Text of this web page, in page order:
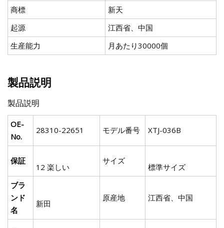
商標
新天
起源
江西省、中国
生産能力
月あたり30000個
製品説明
製品説明
OE-
No.
28310-22651 モデル番号 XTJ-036B
保証
12 楽しい
サイズ
標準サイズ
ブラ
ンド
名
新田
原産地 江西省、中国